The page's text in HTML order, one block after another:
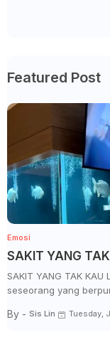
Featured Post
Emosi
SAKIT YANG
SAKIT YANG TAK
seseorang yang
By - Sis Lin Tuesday,